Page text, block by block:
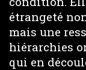
étrangeté
mais une
hiérarchies
qui en